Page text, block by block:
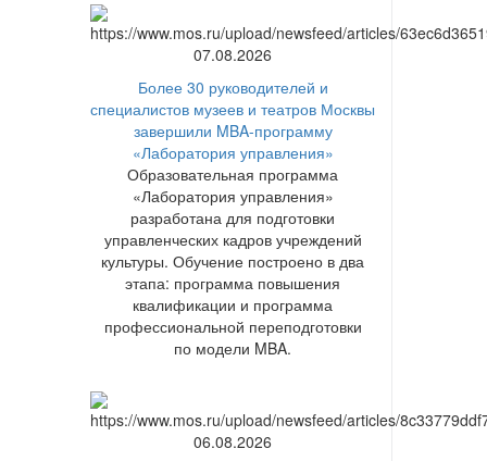
07.08.2026
Более 30 руководителей и
специалистов музеев и театров Москвы
завершили MBA-программу
«Лаборатория управления»
Образовательная программа
«Лаборатория управления»
разработана для подготовки
управленческих кадров учреждений
культуры. Обучение построено в два
этапа: программа повышения
квалификации и программа
профессиональной переподготовки
по модели MBA.
06.08.2026